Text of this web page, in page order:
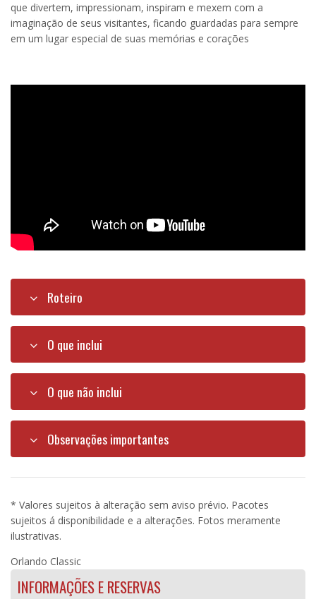
que divertem, impressionam, inspiram e mexem com a
imaginação de seus visitantes, ficando guardadas para sempre
em um lugar especial de suas memórias e corações
Roteiro
O que inclui
O que não inclui
Observações importantes
* Valores sujeitos à alteração sem aviso prévio. Pacotes
sujeitos á disponibilidade e a alterações. Fotos meramente
ilustrativas.
Orlando Classic
INFORMAÇÕES E RESERVAS